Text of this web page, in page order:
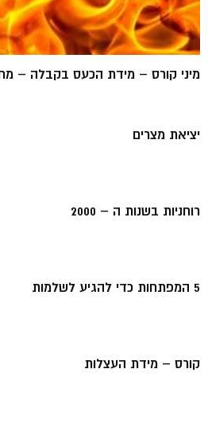
מיני קורס – מידת הכעס בקבלה –
יציאת מצרים
רוחניות בשנות ה – 2000
5 המפתחות כדי להגיע לשלמות
קורס – מידת העצלות